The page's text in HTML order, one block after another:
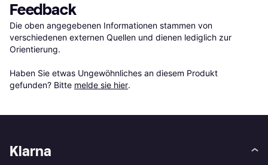
Feedback
Die oben angegebenen Informationen stammen von
verschiedenen externen Quellen und dienen lediglich zur
Orientierung.
Haben Sie etwas Ungewöhnliches an diesem Produkt
gefunden? Bitte melde sie hier.
Klarna